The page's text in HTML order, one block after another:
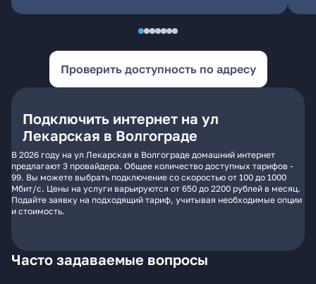
Проверить доступность по адресу
Подключить интернет на ул
Лекарская в Волгограде
В 2026 году на ул Лекарская в Волгограде домашний интернет
предлагают 3 провайдера. Общее количество доступных тарифов -
99. Вы можете выбрать подключение со скоростью от 100 до 1000
Мбит/с. Цены на услуги варьируются от 650 до 2200 рублей в месяц.
Подайте заявку на подходящий тариф, учитывая необходимые опции
и стоимость.
Часто задаваемые вопросы